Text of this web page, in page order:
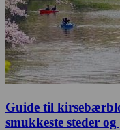
Guide til
smukkeste steder